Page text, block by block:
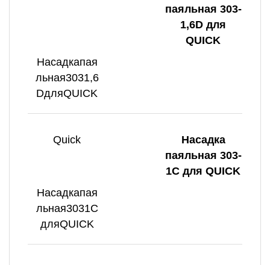
паяльная 303-
1,6D для
QUICK
Насадкапая
льная3031,6
DдляQUICK
Quick
Насадка
паяльная 303-
1C для QUICK
Насадкапая
льная3031C
дляQUICK